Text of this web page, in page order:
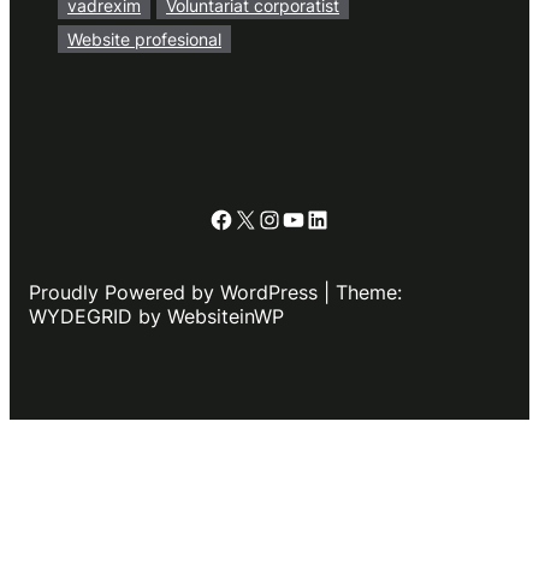
vadrexim
Voluntariat corporatist
Website profesional
Facebook
X Instagram
YouTube
LinkedIn
Proudly Powered by WordPress | Theme:
WYDEGRID by WebsiteinWP